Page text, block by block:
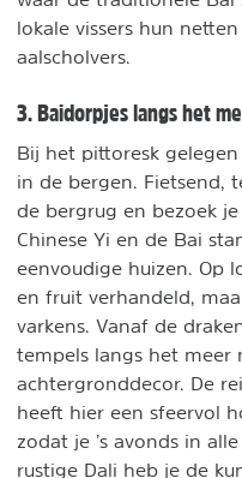
lokale vissers hun
aalscholvers.
3. Baidorpjes langs het
Bij het pittoresk
in de bergen. Fietsend,
de bergrug en bezoek
Chinese Yi en de Bai
eenvoudige huizen. Op
en fruit verhandeld,
varkens. Vanaf de
tempels langs het meer
achtergronddecor. De
heeft hier een sfeervol
zodat je ’s avonds in
rustige Dali heb je de